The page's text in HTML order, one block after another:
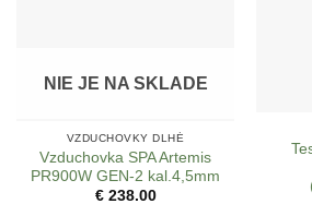
NIE JE NA SKLADE
VZDUCHOVKY DLHÉ
Vzduchovka SPA Artemis
PR900W GEN-2 kal.4,5mm
€238.00